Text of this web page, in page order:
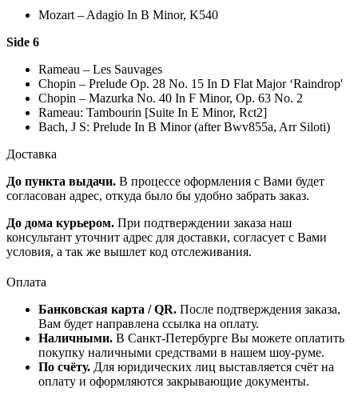
Mozart – Adagio In B Minor, K540
Side 6
Rameau – Les Sauvages
Chopin – Prelude Op. 28 No. 15 In D Flat Major ‘Raindrop'
Chopin – Mazurka No. 40 In F Minor, Op. 63 No. 2
Rameau: Tambourin [Suite In E Minor, Rct2]
Bach, J S: Prelude In B Minor (after Bwv855a, Arr Siloti)
Доставка
До пункта выдачи. В процессе оформления с Вами будет
согласован адрес, откуда было бы удобно забрать заказ.
До дома курьером. При подтверждении заказа наш
консультант уточнит адрес для доставки, согласует с Вами
условия, а так же вышлет код отслеживания.
Оплата
Банковская карта / QR. После подтверждения заказа,
Вам будет направлена ссылка на оплату.
Наличными. В Санкт-Петербурге Вы можете оплатить
покупку наличными средствами в нашем шоу-руме.
По счёту. Для юридических лиц выставляется счёт на
оплату и оформляются закрывающие документы.